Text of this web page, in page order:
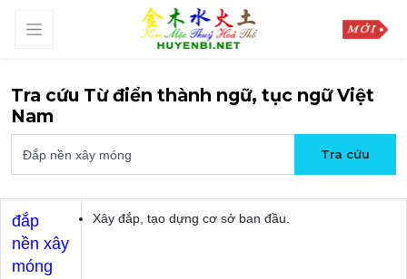
Tra cứu Từ điển thành ngữ, tục ngữ Việt
Nam
đắp
nền xây
móng
Xây đắp, tạo dựng cơ sở ban đầu.